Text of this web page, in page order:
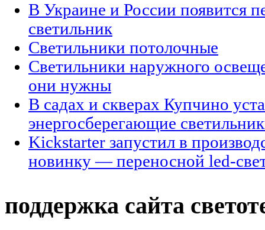
В Украине и России появится
светильник
Светильники потолочные
Светильники наружного
они нужны
В садах и скверах Купчино
энергосберегающие
Kickstarter запустил в
новинку — переносной led-
поддержка сайта